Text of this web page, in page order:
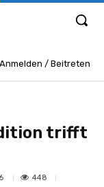
Anmelden / Beitreten
trifft
448